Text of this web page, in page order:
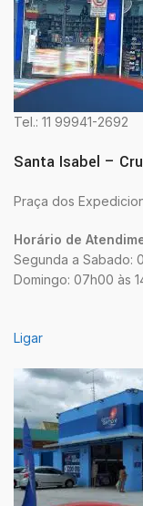
Tel.: 11 99941-2692
Santa Isabel –
Praça dos
Horário de
Segunda a Sabado:
Domingo: 07h00 às
Ligar